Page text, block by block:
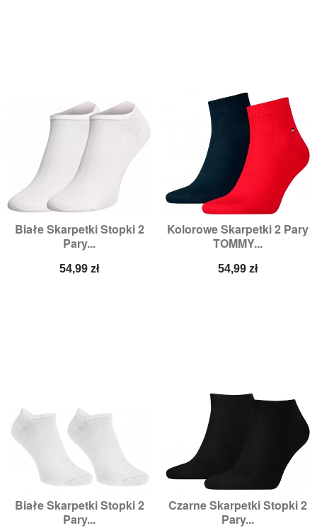
Białe Skarpetki Stopki 2
Pary...
Cena
54,99 zł
Kolorowe Skarpetki 2 Pary
TOMMY...
Cena
54,99 zł
Białe Skarpetki Stopki 2
Pary...
Czarne Skarpetki Stopki 2
Pary...